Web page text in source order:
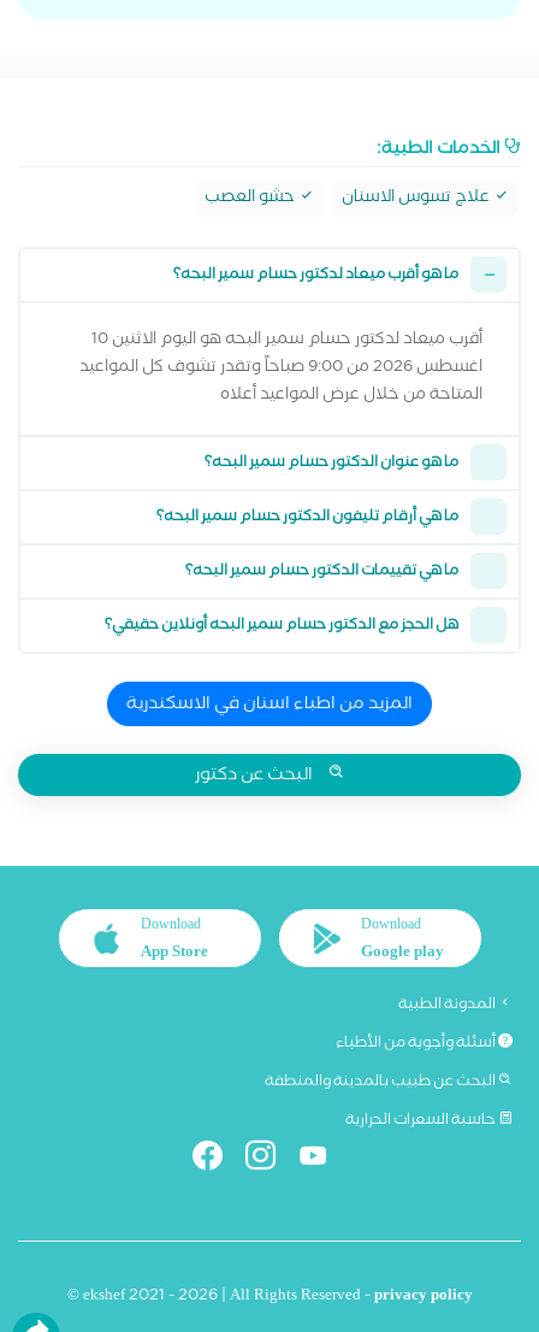
الخدمات الطبية:
علاج تسوس الاسنان حشو العصب
ما هو أقرب ميعاد لدكتور حسام سمير البحه؟
أقرب ميعاد لدكتور حسام سمير البحه هو اليوم الاثنين 10
اغسطس 2026 من 9:00 صباحاً وتقدر تشوف كل المواعيد
المتاحة من خلال عرض المواعيد أعلاه
ما هو عنوان الدكتور حسام سمير البحه؟
ما هي أرقام تليفون الدكتور حسام سمير البحه؟
ما هي تقييمات الدكتور حسام سمير البحه؟
هل الحجز مع الدكتور حسام سمير البحه أونلاين حقيقي؟
المزيد من اطباء اسنان في الاسكندرية
البحث عن دكتور
Download
Google play
Download
App Store
المدونة الطبية
أسئلة وأجوبة من الأطباء
البحث عن طبيب بالمدينة والمنطقة
حاسبة السعرات الحرارية
© ekshef 2021 - 2026 | All Rights Reserved -privacy policy